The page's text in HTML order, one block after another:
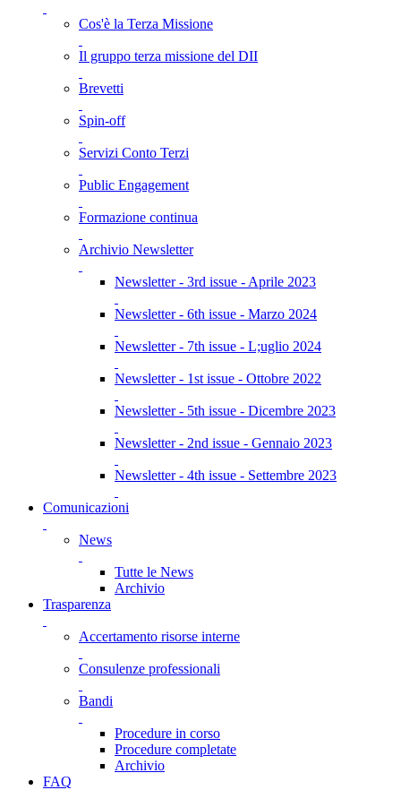
Cos'è la Terza Missione
Il gruppo terza missione del DII
Brevetti
Spin-off
Servizi Conto Terzi
Public Engagement
Formazione continua
Archivio Newsletter
Newsletter - 3rd issue - Aprile 2023
Newsletter - 6th issue - Marzo 2024
Newsletter - 7th issue - L;uglio 2024
Newsletter - 1st issue - Ottobre 2022
Newsletter - 5th issue - Dicembre 2023
Newsletter - 2nd issue - Gennaio 2023
Newsletter - 4th issue - Settembre 2023
Comunicazioni
News
Tutte le News
Archivio
Trasparenza
Accertamento risorse interne
Consulenze professionali
Bandi
Procedure in corso
Procedure completate
Archivio
FAQ